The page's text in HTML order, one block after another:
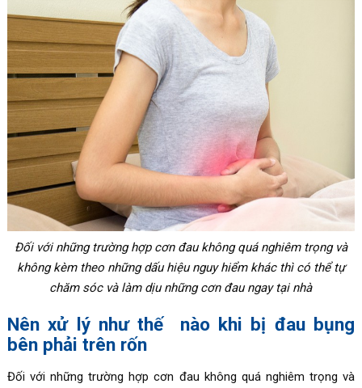
Đối với những trường hợp cơn đau không quá nghiêm trọng và
không kèm theo những dấu hiệu nguy hiểm khác thì có thể tự
chăm sóc và làm dịu những cơn đau ngay tại nhà
Nên xử lý như thế nào khi bị đau bụng
bên phải trên rốn
Đối với những trường hợp cơn đau không quá nghiêm trọng và